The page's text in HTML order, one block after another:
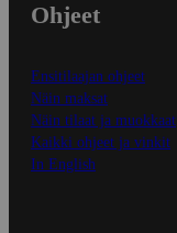
Ohjeet
Ensitilaajan ohjeet
Näin maksat
Näin tilaat ja muokkaat
Kaikki ohjeet ja vinkit
In English